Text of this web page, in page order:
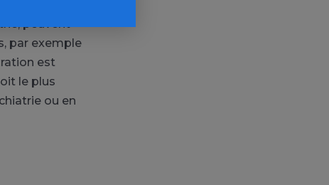
peuvent
par exemple
est
le plus
ou en